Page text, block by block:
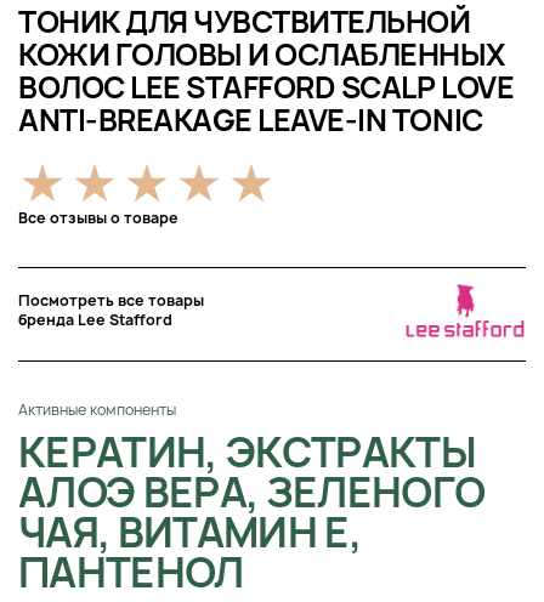
ТОНИК ДЛЯ ЧУВСТВИТЕЛЬНОЙ
КОЖИ ГОЛОВЫ И ОСЛАБЛЕННЫХ
ВОЛОС LEE STAFFORD SCALP LOVE
ANTI-BREAKAGE LEAVE-IN TONIC
Все отзывы о товаре
Посмотреть все товары
бренда Lee Stafford
Активные компоненты
КЕРАТИН, ЭКСТРАКТЫ
АЛОЭ ВЕРА, ЗЕЛЕНОГО
ЧАЯ, ВИТАМИН E,
ПАНТЕНОЛ